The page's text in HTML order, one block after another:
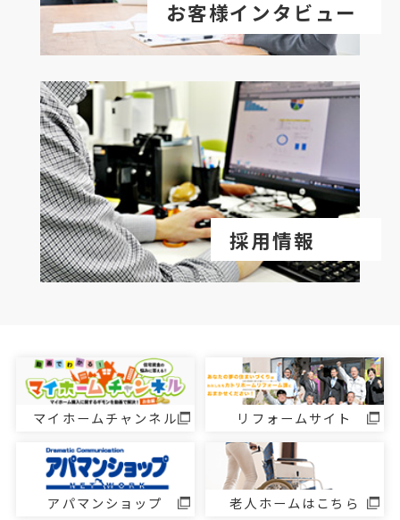
お客様インタビュー
採用情報
マイホームチャンネル リフォームサイト
アパマンショップ 老人ホームはこちら